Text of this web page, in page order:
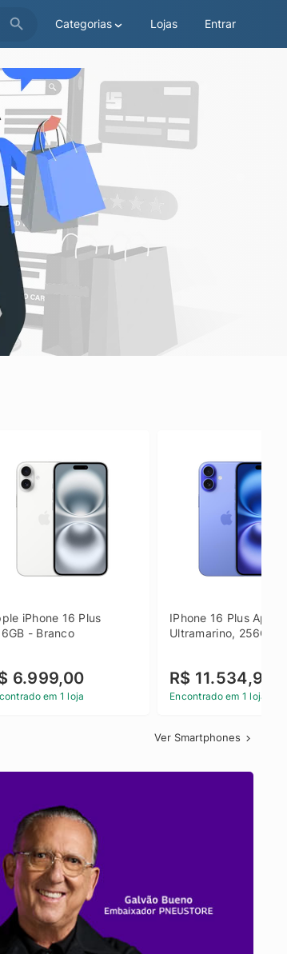
Categorias Lojas Entrar
iPhone 16 Plus
- Branco
6.999,00
em 1 loja
IPhone 16 Plus Apple
Ultramarino, 256GB
R$ 11.534,90
Encontrado em 1 loja
Ver Smartphones